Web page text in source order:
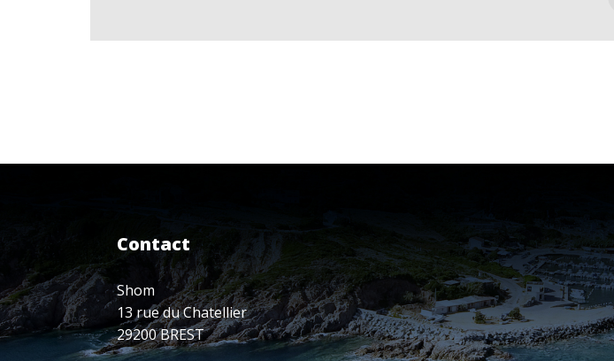
Contact
Shom
13 rue du Chatellier
29200 BREST